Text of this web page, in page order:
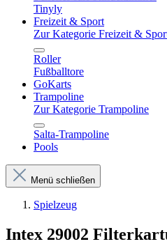
Tinyly
Freizeit & Sport
Zur Kategorie Freizeit &
Roller
Fußballtore
GoKarts
Trampoline
Zur Kategorie Trampoline
Salta-Trampoline
Pools
Menü schließen
Spielzeug
Intex 29002